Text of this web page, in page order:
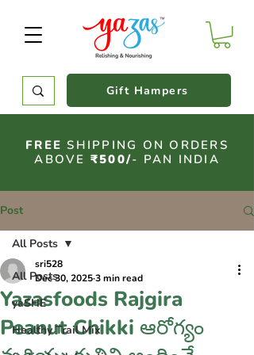
FREE SHIPPING ON ORDERS
ABOVE ₹500/- PAN INDIA
Gift Hampers
Post
All Posts
yaSHE
Healthy Trail Mix
All Posts
Yazasfoods Rajgira
Peanut Chikki ఆరోగ్యం
sri528
Dec 30, 20253 min read